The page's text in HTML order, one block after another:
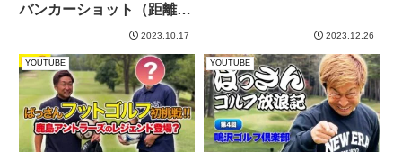
バンカーショット（距離の
2023.10.17 2023.12.26
YOUTUBE YOUTUBE